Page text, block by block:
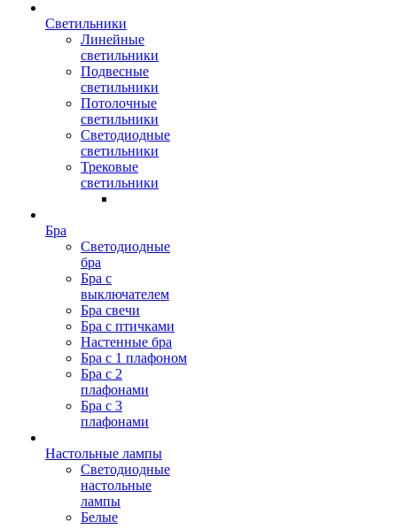
Светильники
Линейные
светильники
Подвесные
светильники
Потолочные
светильники
Светодиодные
светильники
Трековые
светильники
Бра
Светодиодные
бра
Бра с
выключателем
Бра свечи
Бра с птичками
Настенные бра
Бра с 1 плафоном
Бра с 2
плафонами
Бра с 3
плафонами
Настольные лампы
Светодиодные
настольные
лампы
Белые